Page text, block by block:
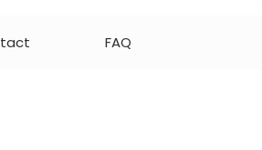
FAQ